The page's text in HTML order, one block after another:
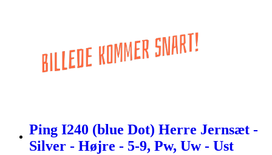
Ping I240 (blue Dot) Herre Jernsæt -
Silver - Højre - 5-9, Pw, Uw - Ust